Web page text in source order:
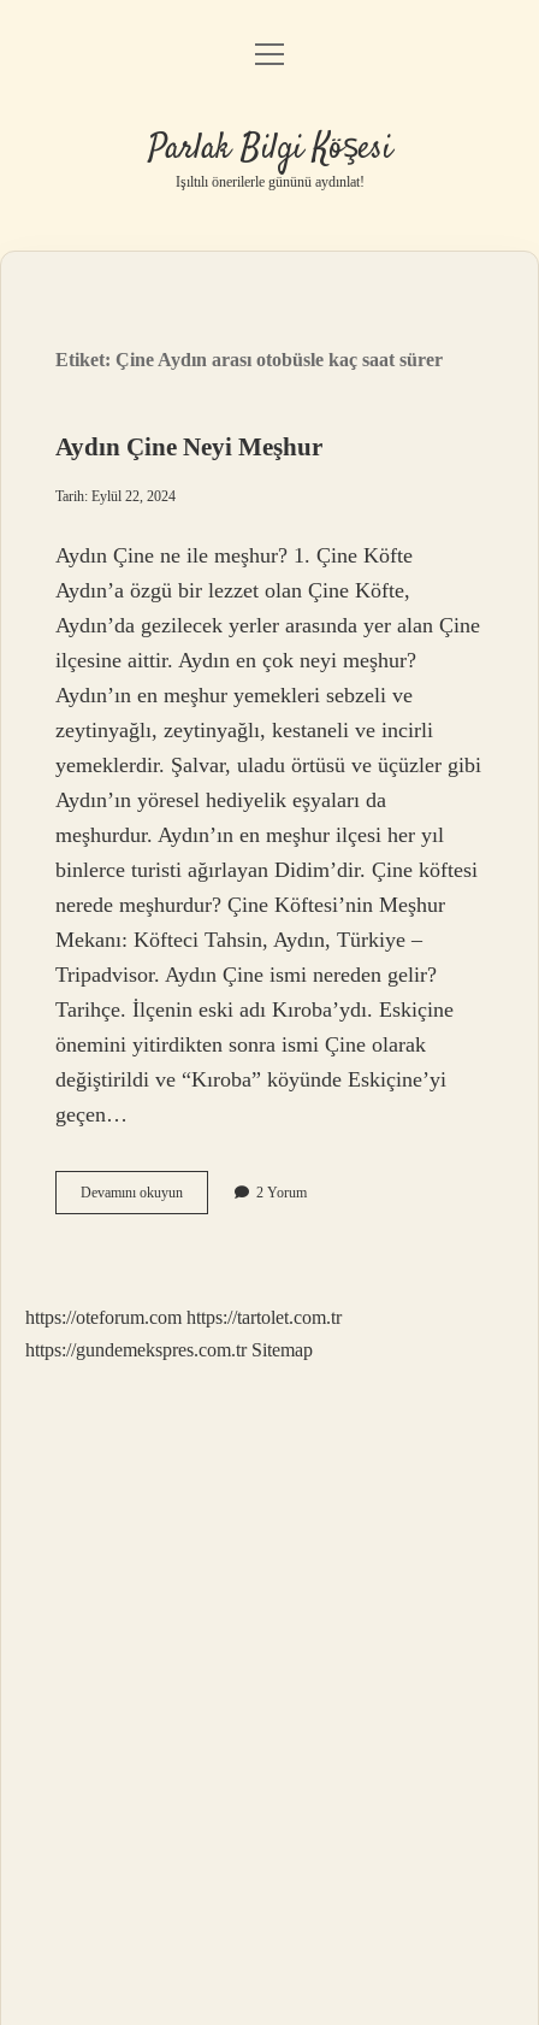
Anasayfa
Yasal Uyarı
menüyü
Parlak Bilgi Köşesi
Işıltılı önerilerle gününü aydınlat!
Etiket:Çine Aydın arası otobüsle kaç saat sürer
Aydın Çine Neyi Meşhur
Tarih: Eylül 22, 2024
Aydın Çine ne ile meşhur? 1. Çine Köfte
Aydın’a özgü bir lezzet olan Çine Köfte,
Aydın’da gezilecek yerler arasında yer alan Çine
ilçesine aittir. Aydın en çok neyi meşhur?
Aydın’ın en meşhur yemekleri sebzeli ve
zeytinyağlı, zeytinyağlı, kestaneli ve incirli
yemeklerdir. Şalvar, uladu örtüsü ve üçüzler gibi
Aydın’ın yöresel hediyelik eşyaları da
meşhurdur. Aydın’ın en meşhur ilçesi her yıl
binlerce turisti ağırlayan Didim’dir. Çine köftesi
nerede meşhurdur? Çine Köftesi’nin Meşhur
Mekanı: Köfteci Tahsin, Aydın, Türkiye –
Tripadvisor. Aydın Çine ismi nereden gelir?
Tarihçe. İlçenin eski adı Kıroba’ydı. Eskiçine
önemini yitirdikten sonra ismi Çine olarak
değiştirildi ve “Kıroba” köyünde Eskiçine’yi
geçen…
Devamını okuyunAydın
Çine
2 Yorum
https://oteforum.com https://tartolet.com.tr
https://gundemekspres.com.tr Sitemap